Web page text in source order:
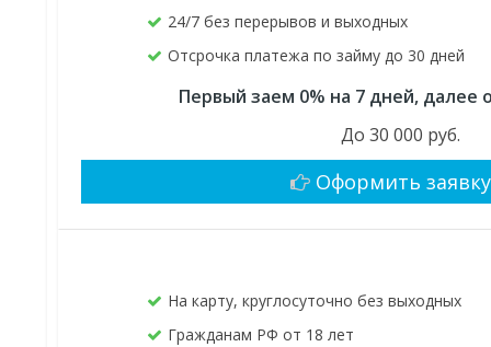
24/7 без перерывов и выходных
Отсрочка платежа по займу до 30 дней
Первый заем 0% на 7 дней, далее
До 30 000 руб.
Оформить заявку
На карту, круглосуточно без выходных
Гражданам РФ от 18 лет